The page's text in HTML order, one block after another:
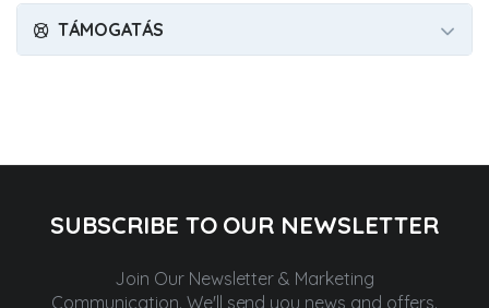
TÁMOGATÁS
SUBSCRIBE TO OUR NEWSLETTER
Join Our Newsletter & Marketing
Communication. We'll send you news and offers.